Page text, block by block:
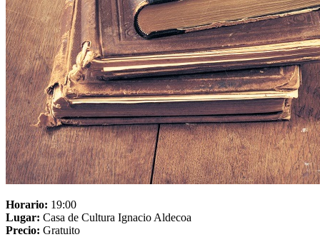
Horario: 19:00
Lugar: Casa de Cultura Ignacio Aldecoa
Precio: Gratuito